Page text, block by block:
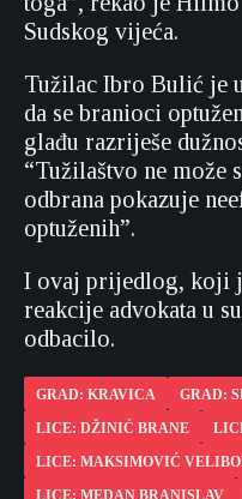
Sudskog vijeća.
Tužilac Ibro Bulić je
da se branioci
glađu razriješe
“Tužilaštvo ne može
odbrana pokazuje
optuženih”.
I ovaj prijedlog, koji
reakcije advokata u
odbacilo.
GRAD: KRAVICA GRAD:
LICE: DŽINIĆ BRANE
LICE: MAKSIMOVIĆ
LICE: MEDAN BRANISLAV